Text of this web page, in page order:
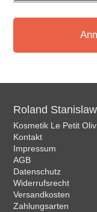
Roland
Kosmetik Le Petit
Kontakt
Impressum
AGB
Datenschutz
Widerrufsrecht
Versandkosten
Zahlungsarten